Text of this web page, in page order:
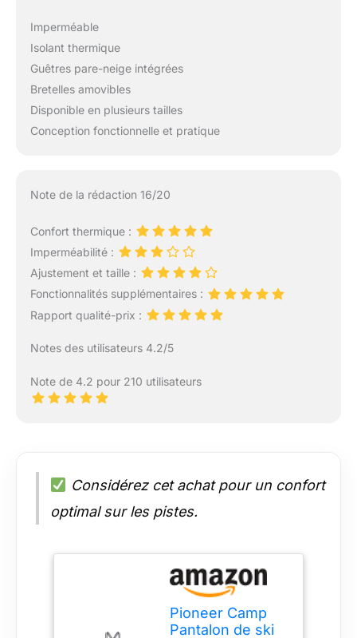
Imperméable
Isolant thermique
Guêtres pare-neige intégrées
Bretelles amovibles
Disponible en plusieurs tailles
Conception fonctionnelle et pratique
Note de la rédaction 16/20
Confort thermique :
Imperméabilité :
Ajustement et taille :
Fonctionnalités supplémentaires :
Rapport qualité-prix :
Notes des utilisateurs 4.2/5
Note de 4.2 pour 210 utilisateurs
Considérez cet achat pour un confort
optimal sur les pistes.
Pioneer Camp
Pantalon de ski